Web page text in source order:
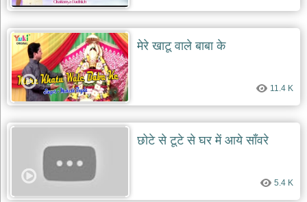
मेरे खाटू वाले बाबा के
11.4 K
छोटे से टूटे से घर में आये साँवरे
5.4 K